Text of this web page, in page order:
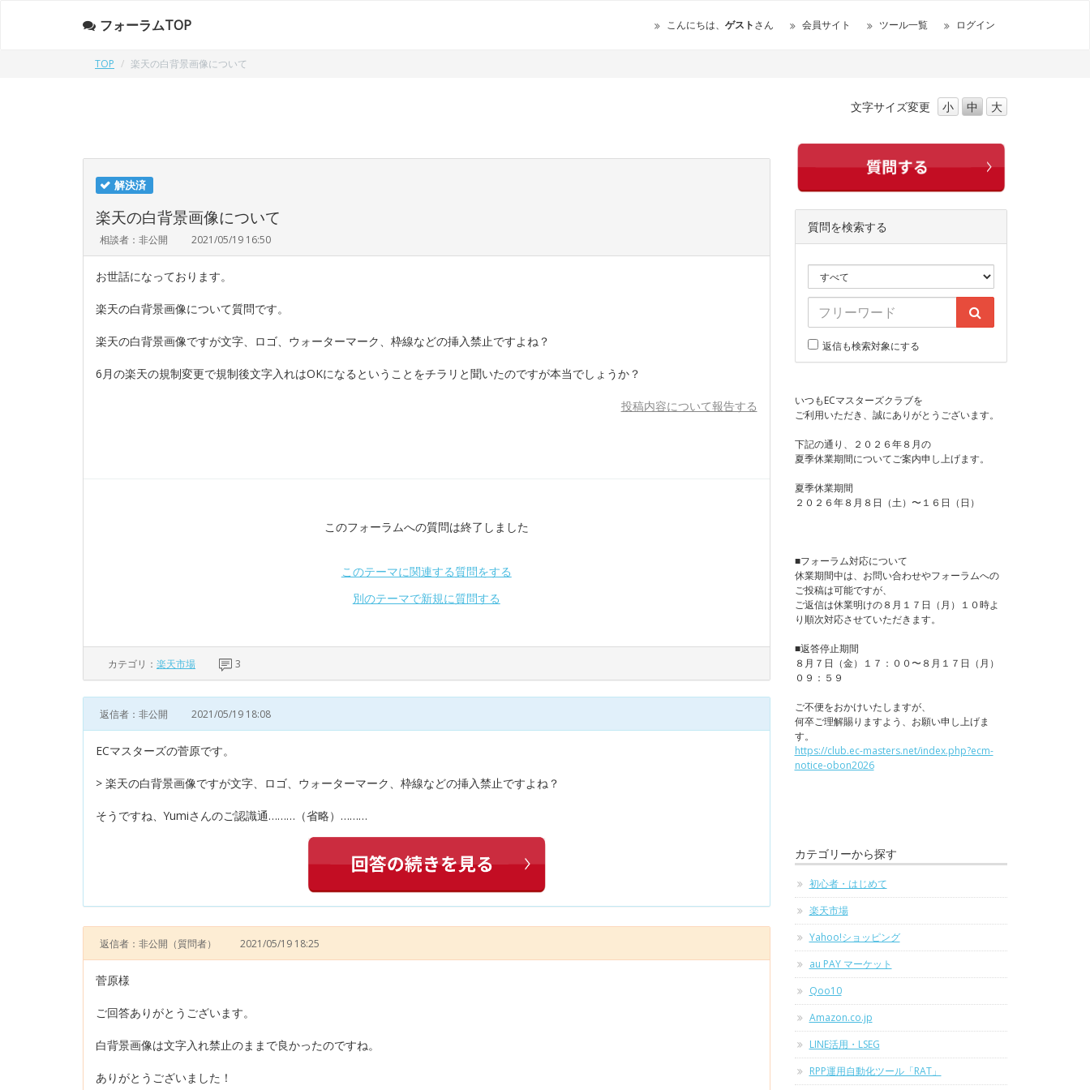
フォーラムTOP こんにちは、 ゲストさん 会員サイト ツール一覧 ログイン
TOP 楽天の白背景画像について
文字サイズ変更 小 中 大
解決済
楽天の白背景画像について
相談者：非公開 2021/05/19 16:50
お世話になっております。
楽天の白背景画像について質問です。
楽天の白背景画像ですが文字、ロゴ、ウォーターマーク、枠線などの挿入禁止ですよね？
6月の楽天の規制変更で規制後文字入れはOKになるということをチラリと聞いたのですが本当でしょうか？
投稿内容について報告する
このフォーラムへの質問は終了しました
このテーマに関連する質問をする
別のテーマで新規に質問する
カテゴリ： 楽天市場 3
返信者：非公開 2021/05/19 18:08
ECマスターズの菅原です。
> 楽天の白背景画像ですが文字、ロゴ、ウォーターマーク、枠線などの挿入禁止ですよね？
そうですね、Yumiさんのご認識通………（省略）………
返信者：非公開 （質問者） 2021/05/19 18:25
菅原様
ご回答ありがとうございます。
白背景画像は文字入れ禁止のままで良かったのですね。
ありがとうございました！
質問を検索する
返信も検索対象にする
いつもECマスターズクラブを
ご利用いただき、誠にありがとうございます。
下記の通り、２０２６年８月の
夏季休業期間についてご案内申し上げます。
夏季休業期間
２０２６年８月８日（土）〜１６日（日）
■フォーラム対応について
休業期間中は、お問い合わせやフォーラムへの
ご投稿は可能ですが、
ご返信は休業明けの８月１７日（月）１０時よ
り順次対応させていただきます。
■返答停止期間
８月７日（金）１７：００〜８月１７日（月）
０９：５９
ご不便をおかけいたしますが、
何卒ご理解賜りますよう、お願い申し上げま
す。
https://club.ec-masters.net/index.php?ecm-
notice-obon2026
カテゴリーから探す
初心者・はじめて
楽天市場
Yahoo!ショッピング
au PAY マーケット
Qoo10
Amazon.co.jp
LINE活用・LSEG
RPP運用自動化ツール「RAT」